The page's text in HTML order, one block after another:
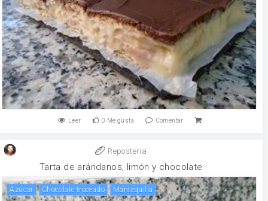
Leer 0 Me gusta Comentar
Reposteria
Tarta de arándanos, limón y chocolate
Azúcar Chocolate troceado mantequilla